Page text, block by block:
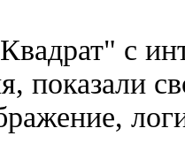
с
показали